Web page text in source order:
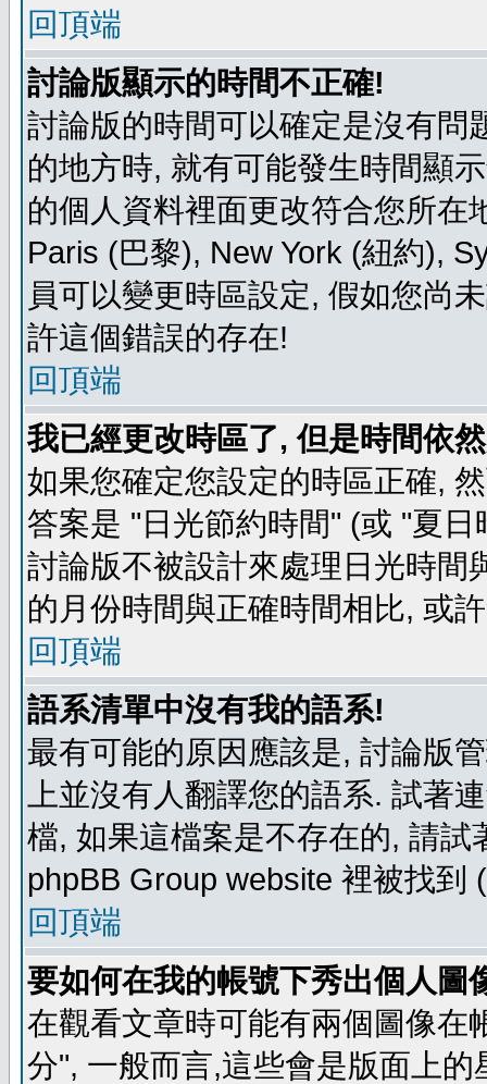
回頂端
討論版顯示的時間不正確!
討論版的時間可以確定是沒有問
的地方時, 就有可能發生時間顯
的個人資料裡面更改符合您所在
Paris (巴黎), New York (紐約),
員可以變更時區設定, 假如您尚
許這個錯誤的存在!
回頂端
我已經更改時區了, 但是時間依
如果您確定您設定的時區正確,
答案是 "日光節約時間" (或 "夏
討論版不被設計來處理日光時間
的月份時間與正確時間相比, 或
回頂端
語系清單中沒有我的語系!
最有可能的原因應該是, 討論版
上並沒有人翻譯您的語系. 試著
檔, 如果這檔案是不存在的, 請
phpBB Group website 裡被找到
回頂端
要如何在我的帳號下秀出個人圖
在觀看文章時可能有兩個圖像在
分", 一般而言,這些會是版面上